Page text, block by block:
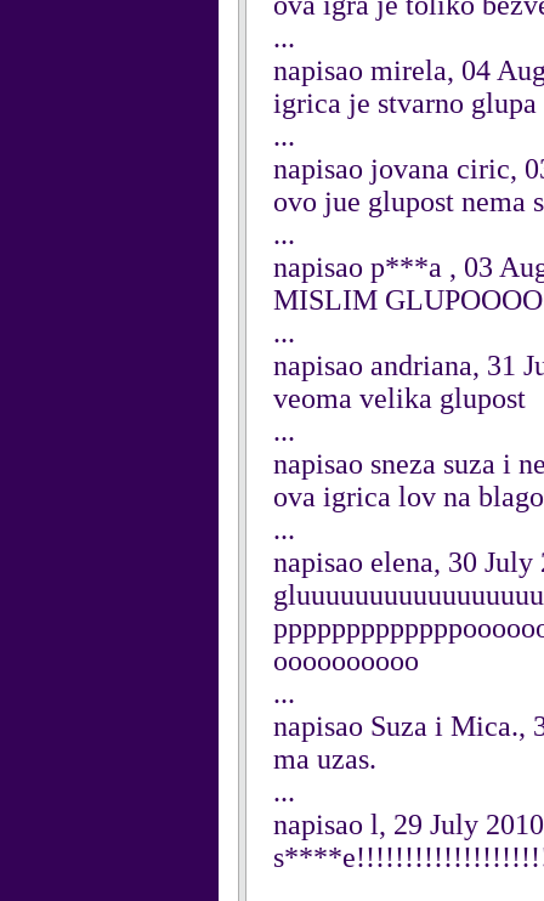
...
napisao mirela, 04
igrica je stvarno
...
napisao jovana ciric,
ovo jue glupost nema
...
napisao p***a , 03
MISLIM
...
napisao andriana, 31
veoma velika glupost
...
napisao sneza suza i
ova igrica lov na
...
napisao elena, 30 July
oooooooooo
...
napisao Suza i Mica.,
ma uzas.
...
napisao l, 29 July 2010